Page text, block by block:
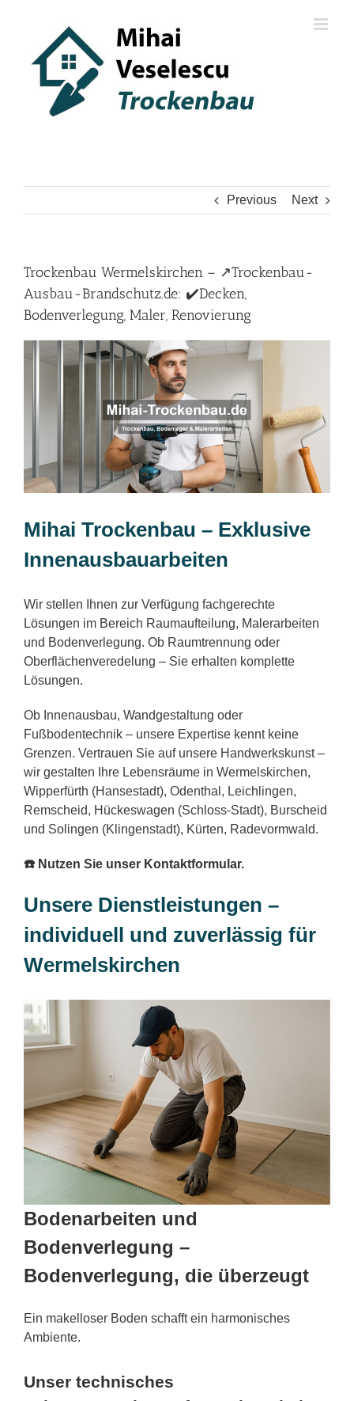
Previous Next
Trockenbau Wermelskirchen – ↗️Trockenbau-
Ausbau-Brandschutz.de: ✔️Decken,
Bodenverlegung, Maler, Renovierung
Mihai Trockenbau – Exklusive
Innenausbauarbeiten
Wir stellen Ihnen zur Verfügung fachgerechte
Lösungen im Bereich Raumaufteilung, Malerarbeiten
und Bodenverlegung. Ob Raumtrennung oder
Oberflächenveredelung – Sie erhalten komplette
Lösungen.
Ob Innenausbau, Wandgestaltung oder
Fußbodentechnik – unsere Expertise kennt keine
Grenzen. Vertrauen Sie auf unsere Handwerkskunst –
wir gestalten Ihre Lebensräume in Wermelskirchen,
Wipperfürth (Hansestadt), Odenthal, Leichlingen,
Remscheid, Hückeswagen (Schloss-Stadt), Burscheid
und Solingen (Klingenstadt), Kürten, Radevormwald.
☎️ Nutzen Sie unser Kontaktformular.
Unsere Dienstleistungen –
individuell und zuverlässig für
Wermelskirchen
Bodenarbeiten und
Bodenverlegung –
Bodenverlegung, die überzeugt
Ein makelloser Boden schafft ein harmonisches
Ambiente.
Unser technisches